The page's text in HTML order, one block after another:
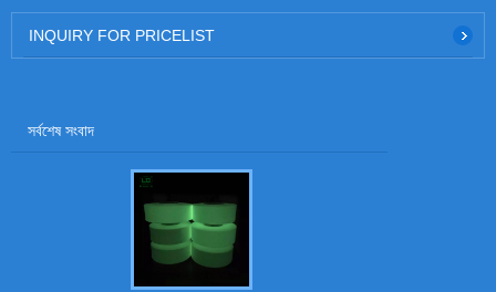
INQUIRY FOR PRICELIST
সর্বশেষ সংবাদ